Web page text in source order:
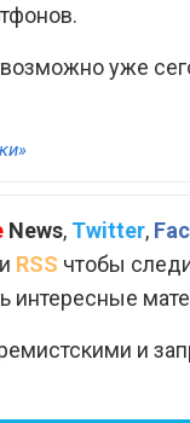
возможно уже
News, Twitter,
и RSS чтобы
интересные
и